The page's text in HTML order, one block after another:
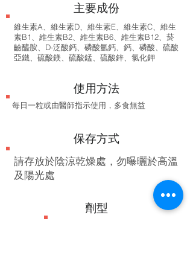
維生素A、維生素D、維生素E、維生素C、維生
素B1、維生素B2、維生素B6、維生素B12、菸
䶨醯胺、D-泛酸鈣、磷酸氫鈣、鈣、磷酸、硫酸
亞鐵、硫酸鎂、硫酸錳、硫酸鋅、氯化鉀
​主要成份
每日一粒或由醫師指示使用，多食無益
使用方法
​請存放於陰涼乾燥處，勿曝曬於高溫
及陽光處
保存方式
劑型